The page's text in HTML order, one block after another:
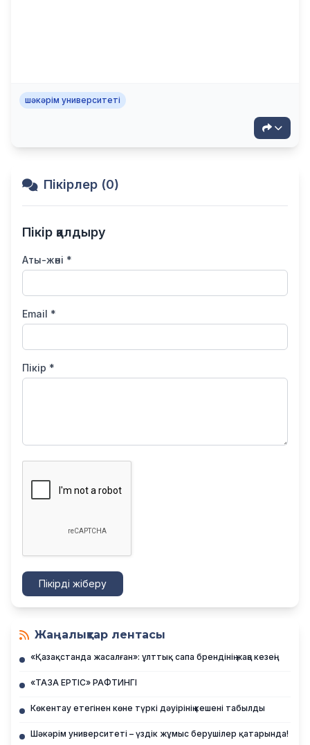
шәкәрім университеті
Пікірлер (0)
Пікір қалдыру
Аты-жөні *
Email *
Пікір *
Пікірді жіберу
Жаңалықтар лентасы
«Қазақстанда жасалған»: ұлттық сапа брендінің жаңа кезеңі
«ТАЗА ЕРТІС» РАФТИНГІ
Көкентау етегінен көне түркі дәуірінің кешені табылды
Шәкәрім университеті – үздік жұмыс берушілер қатарында!